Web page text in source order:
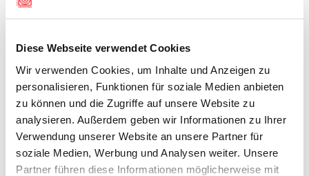
Diese Webseite verwendet Cookies
Wir verwenden Cookies, um Inhalte und Anzeigen zu
personalisieren, Funktionen für soziale Medien anbieten
zu können und die Zugriffe auf unsere Website zu
analysieren. Außerdem geben wir Informationen zu Ihrer
Verwendung unserer Website an unsere Partner für
soziale Medien, Werbung und Analysen weiter. Unsere
Partner führen diese Informationen möglicherweise mit
Pistole 10m Männer Qualifikation 2. Tag
Gewehr 10m Frauen Qualifikation 2. Tag
Pistole 10m Junioren Final